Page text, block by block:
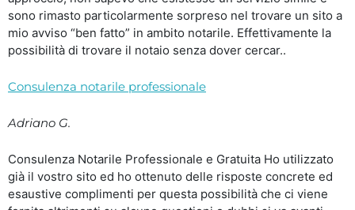
sono rimasto particolarmente sorpreso nel trovare un sito a
mio avviso “ben fatto” in ambito notarile. Effettivamente la
possibilità di trovare il notaio senza dover cercar..
Consulenza notarile professionale
Adriano G.
Consulenza Notarile Professionale e Gratuita Ho utilizzato
già il vostro sito ed ho ottenuto delle risposte concrete ed
esaustive complimenti per questa possibilità che ci viene